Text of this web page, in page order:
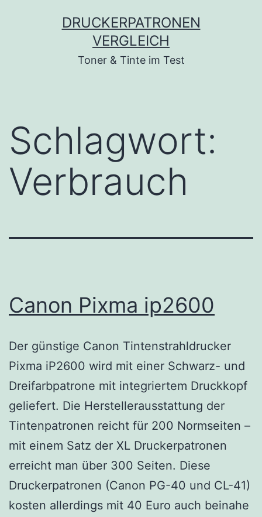
DRUCKERPATRONEN
VERGLEICH
Toner & Tinte im Test
Schlagwort:
Verbrauch
Canon Pixma ip2600
Der günstige Canon Tintenstrahldrucker
Pixma iP2600 wird mit einer Schwarz- und
Dreifarbpatrone mit integriertem Druckkopf
geliefert. Die Herstellerausstattung der
Tintenpatronen reicht für 200 Normseiten –
mit einem Satz der XL Druckerpatronen
erreicht man über 300 Seiten. Diese
Druckerpatronen (Canon PG-40 und CL-41)
kosten allerdings mit 40 Euro auch beinahe